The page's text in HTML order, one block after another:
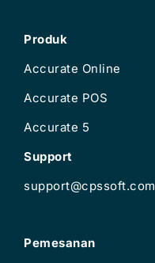
Produk
Accurate Online
Accurate POS
Accurate 5
Support
support@cpssoft.com
Pemesanan